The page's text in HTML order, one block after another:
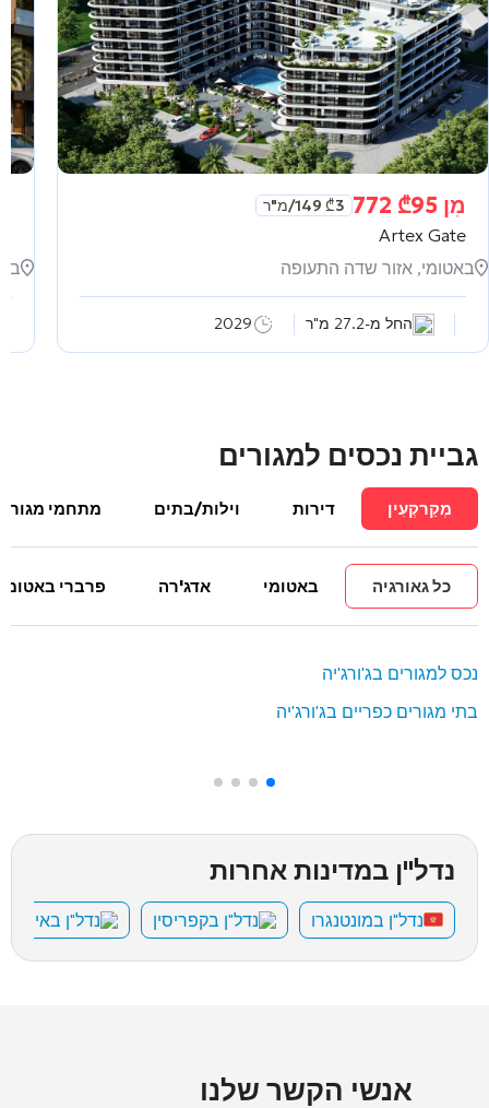
מִן ₾95 772
₾3 149 /מ"ר
Artex Gate
באטומי, אזור שדה התעופה
החל מ-27.2 מ"ר 2029
גביית נכסים למגורים
מְקַרקְעִין דירות וילות/בתים מתחמי
כל גאורגיה באטומי אדג'רה פרברי באטומי
נכס למגורים בג'ורג'יה
בתי מגורים כפריים בג'ורג'יה
נדל"ן במדינות אחרות
נדל"ן במונטנגרו נדל"ן בקפריסין נדל"ן באיחוד
אנשי הקשר שלנו